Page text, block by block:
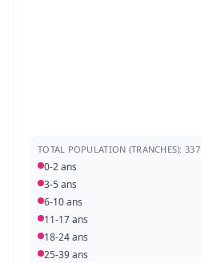
TOTAL POPULATION (TRANCHES): 337
0-2 ans
3-5 ans
6-10 ans
11-17 ans
18-24 ans
25-39 ans